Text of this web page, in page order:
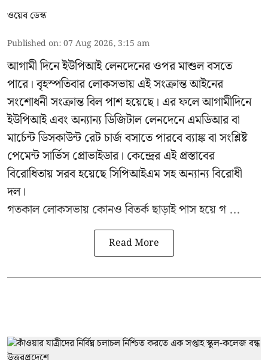
ওয়েব ডেস্ক
Published on:07 Aug 2026, 3:15 am
আগামী দিনে ইউপিআই লেনদেনের ওপর মাশুল বসতে
পারে। বৃহস্পতিবার লোকসভায় এই সংক্রান্ত আইনের
সংশোধনী সংক্রান্ত বিল পাশ হয়েছে। এর ফলে আগামীদিনে
ইউপিআই এবং অন্যান্য ডিজিটাল লেনদেনে এমডিআর বা
মার্চেন্ট ডিসকাউন্ট রেট চার্জ বসাতে পারবে ব্যাঙ্ক বা সংশ্লিষ্ট
পেমেন্ট সার্ভিস প্রোভাইডার। কেন্দ্রের এই প্রস্তাবের
বিরোধিতায় সরব হয়েছে সিপিআইএম সহ অন্যান্য বিরোধী
দল।
গতকাল লোকসভায় কোনও বিতর্ক ছাড়াই পাস হয়ে গ ...
Read More